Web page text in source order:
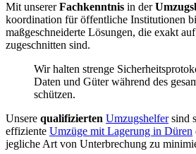
Mit unsererFachkenntnis in der
koordination für öffentliche Institutionen
maßgeschneiderte Lösungen, die exakt
zugeschnitten sind.
Wir halten strenge
Daten und Güter während des
schützen.
Unsere qualifizierten Umzugshelfersind
effiziente Umzüge mit Lagerung in Düren
jegliche Art von Unterbrechung zu